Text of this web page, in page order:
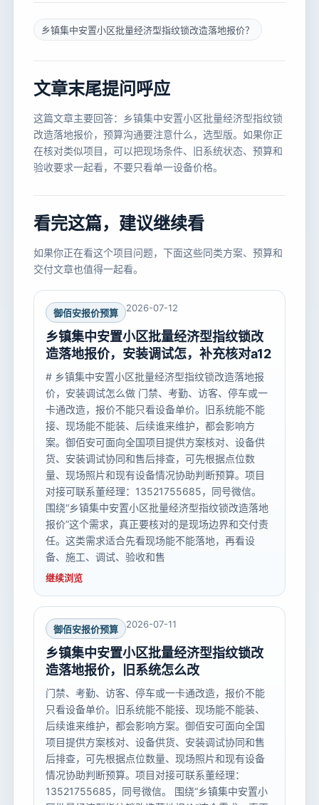
乡镇集中安置小区批量经济型指纹锁改造落地报价？
文章末尾提问呼应
这篇文章主要回答：乡镇集中安置小区批量经济型指纹锁
改造落地报价，预算沟通要注意什么，选型版。如果你正
在核对类似项目，可以把现场条件、旧系统状态、预算和
验收要求一起看，不要只看单一设备价格。
看完这篇，建议继续看
如果你正在看这个项目问题，下面这些同类方案、预算和
交付文章也值得一起看。
御佰安报价预算 2026-07-12
乡镇集中安置小区批量经济型指纹锁改
造落地报价，安装调试怎，补充核对a12
# 乡镇集中安置小区批量经济型指纹锁改造落地报
价，安装调试怎么做 门禁、考勤、访客、停车或一
卡通改造，报价不能只看设备单价。旧系统能不能
接、现场能不能装、后续谁来维护，都会影响方
案。御佰安可面向全国项目提供方案核对、设备供
货、安装调试协同和售后排查，可先根据点位数
量、现场照片和现有设备情况协助判断预算。项目
对接可联系董经理：13521755685，同号微信。
围绕“乡镇集中安置小区批量经济型指纹锁改造落地
报价”这个需求，真正要核对的是现场边界和交付责
任。这类需求适合先看现场能不能落地，再看设
备、施工、调试、验收和售
继续浏览
御佰安报价预算 2026-07-11
乡镇集中安置小区批量经济型指纹锁改
造落地报价，旧系统怎么改
门禁、考勤、访客、停车或一卡通改造，报价不能
只看设备单价。旧系统能不能接、现场能不能装、
后续谁来维护，都会影响方案。御佰安可面向全国
项目提供方案核对、设备供货、安装调试协同和售
后排查，可先根据点位数量、现场照片和现有设备
情况协助判断预算。项目对接可联系董经理：
13521755685，同号微信。 围绕“乡镇集中安置小